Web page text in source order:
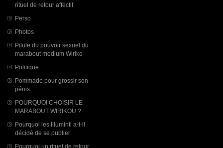
rituel de retour affectif
Perso
Photos
Pilule du pouvoir sexuel du
marabout medium Wiriko
Politique
Pommade pour grossir son
pénis
POURQUOI CHOISIR LE
MARABOUT WIRIKOU ?
Pourquoi les Illuminti a-t-il
décidé de se publier
Pourquoi un rituel de retour